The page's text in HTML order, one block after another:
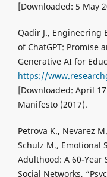
[Downloaded: 5 May
Qadir J., Engineering
of ChatGPT: Promise
Generative AI for
https://
[Downloaded: April 17
Manifesto (2017).
Petrova K., Nevarez
Schulz M., Emotional
Adulthood: A 60-Year
Social Networks,